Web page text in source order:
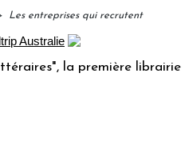
Les entreprises qui recrutent
la première librairie du